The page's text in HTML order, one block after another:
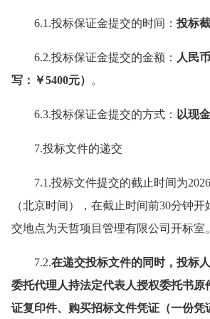
6.1.投标保证金提交的时间： 投标
6.2.投标保证金提交的金额： 人民
写：￥5400元）
。
6.3.投标保证金提交的方式： 以现
7.投标文件的递交
7.1.投标文件提交的截止时间为
（北京时间），在截止时间前30分钟
交地点为天哲项目管理有限公司开标室。
7.2.在递交投标文件的同时，投标
委托代理人持法定代表人授权委托书原
证复印件、购买招标文件凭证（一份凭